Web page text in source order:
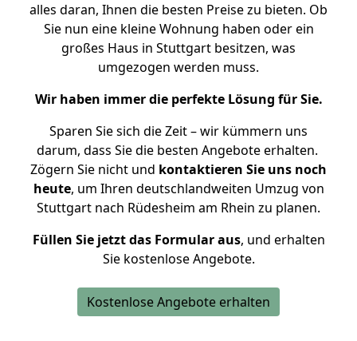
alles daran, Ihnen die besten Preise zu bieten. Ob
Sie nun eine kleine Wohnung haben oder ein
großes Haus in Stuttgart besitzen, was
umgezogen werden muss.
Wir haben immer die perfekte Lösung für Sie.
Sparen Sie sich die Zeit – wir kümmern uns
darum, dass Sie die besten Angebote erhalten.
Zögern Sie nicht und kontaktieren Sie uns noch
heute, um Ihren deutschlandweiten Umzug von
Stuttgart nach Rüdesheim am Rhein zu planen.
Füllen Sie jetzt das Formular aus, und erhalten
Sie kostenlose Angebote.
Kostenlose Angebote erhalten